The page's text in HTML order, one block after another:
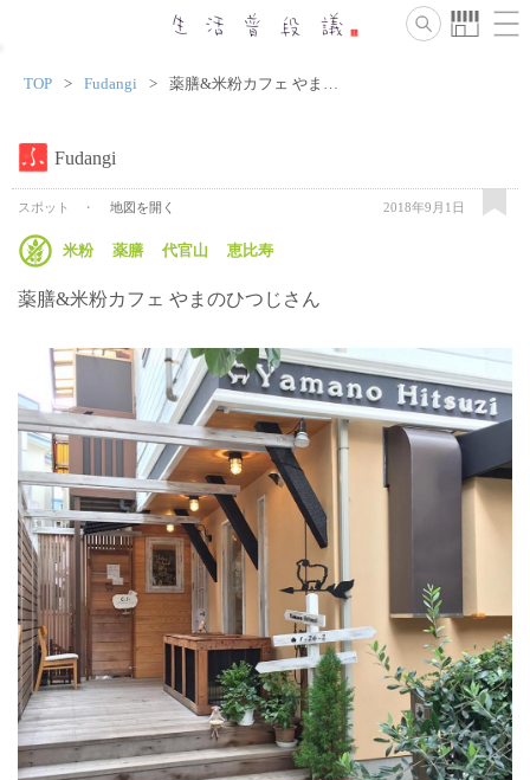
TOP Fudangi 薬膳&米粉カフェ やまのひつじさん
Fudangi
スポット 地図を開く 2018年9月1日
米粉 薬膳 代官山 恵比寿
薬膳&米粉カフェ やまのひつじさん